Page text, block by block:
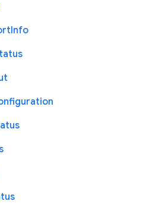
Info